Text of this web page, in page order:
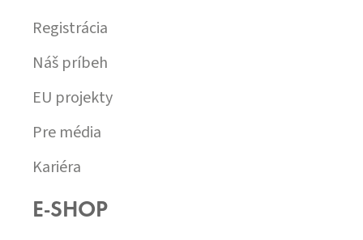
Registrácia
Náš príbeh
EU projekty
Pre média
Kariéra
E-SHOP